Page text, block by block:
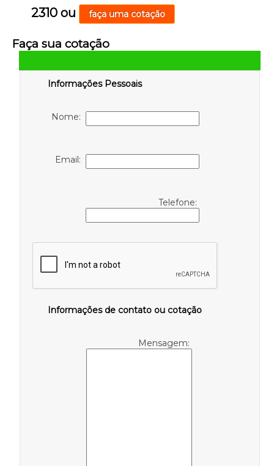
2310 ou faça uma cotação
Faça sua cotação
Informações Pessoais
Nome:
Email:
Telefone:
Informações de contato ou cotação
Mensagem: